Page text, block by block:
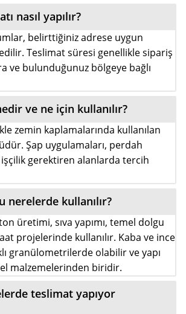
nasıl yapılır?
belirttiğiniz adrese uygun
Teslimat süresi genellikle sipariş
ve bulunduğunuz bölgeye bağlı
ve ne için kullanılır?
zemin kaplamalarında kullanılan
Şap uygulamaları, perdah
gerektiren alanlarda tercih
nerelerde kullanılır?
üretimi, sıva yapımı, temel dolgu
projelerinde kullanılır. Kaba ve ince
granülometrilerde olabilir ve yapı
malzemelerinden biridir.
teslimat yapıyor